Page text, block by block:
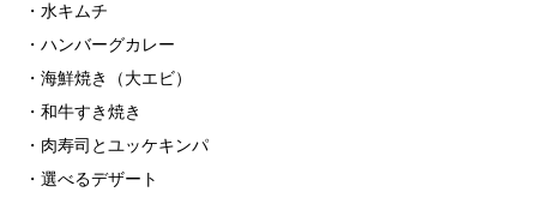
・水キムチ
・ハンバーグカレー
・海鮮焼き（大エビ）
・和牛すき焼き
・肉寿司とユッケキンパ
・選べるデザート